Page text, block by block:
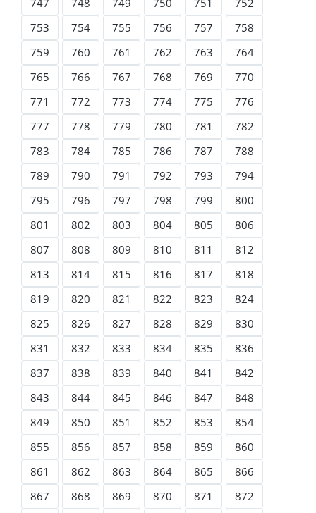
747
748 749 750 751
752
753
754 755 756 757
758
759
760 761 762 763
764
765
766 767 768 769
770
771
772 773 774 775
776
777
778 779 780 781
782
783
784 785 786 787
788
789
790 791 792 793
794
795
796 797 798 799
800
801
802 803 804 805
806
807
808 809 810 811
812
813
814 815 816 817
818
819
820 821 822 823
824
825
826 827 828 829
830
831
832 833 834 835
836
837
838 839 840 841
842
843
844 845 846 847
848
849
850 851 852 853
854
855
856 857 858 859
860
861
862 863 864 865
866
867
868 869 870 871
872